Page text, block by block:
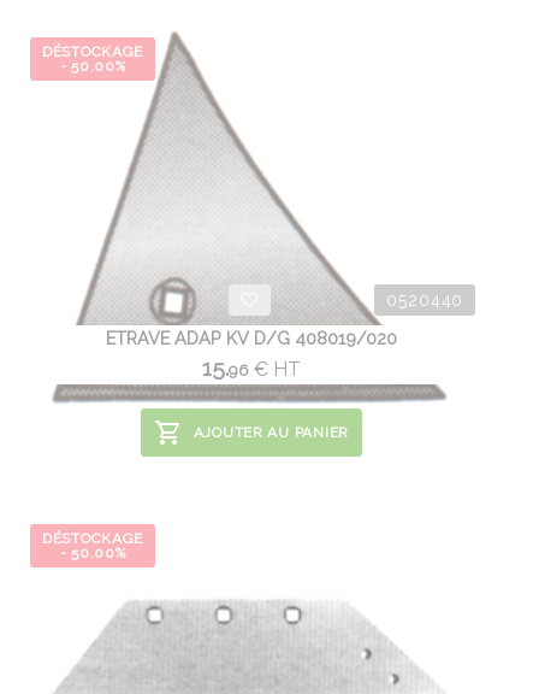
DÉSTOCKAGE
- 50.00%
0520440
ETRAVE ADAP KV D/G 408019/020
15.96 € HT
AJOUTER AU PANIER
DÉSTOCKAGE
- 50.00%